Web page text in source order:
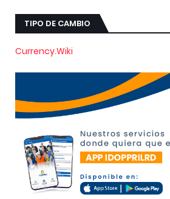
TIPO DE CAMBIO
Currency.Wiki